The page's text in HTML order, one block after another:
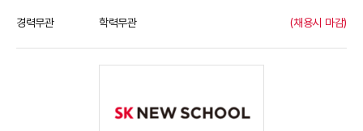
경력무관 학력무관 (채용시 마감)